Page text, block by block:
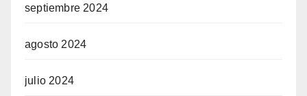
septiembre 2024
agosto 2024
julio 2024